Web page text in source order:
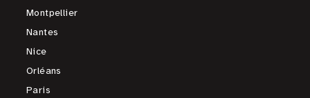
Montpellier
Nantes
Nice
Orléans
Paris